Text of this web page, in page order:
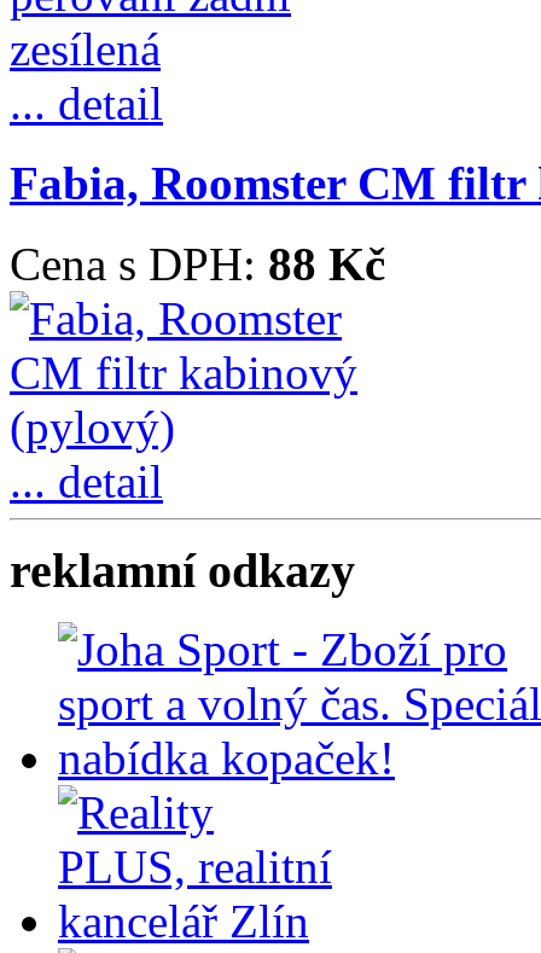
... detail
Fabia, Roomster CM
Cena s DPH: 88 Kč
... detail
reklamní odkazy